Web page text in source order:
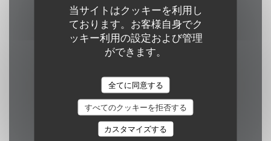
当サイトはクッキーを利用し
ております。お客様自身でク
ッキー利用の設定および管理
ができます。
全てに同意する
すべてのクッキーを拒否する
カスタマイズする
ビジネスタイプ
オリエンタルトラディショナルレストラン, モ
ロッコ料理レストラン, モロッコの料理法,
サービス
バリアフリーアクセス, 貸し切り, エアコン, WI-
FI